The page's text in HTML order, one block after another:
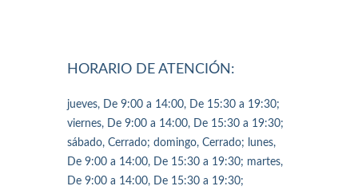
HORARIO DE ATENCIÓN:
jueves, De 9:00 a 14:00, De 15:30 a 19:30;
viernes, De 9:00 a 14:00, De 15:30 a 19:30;
sábado, Cerrado; domingo, Cerrado; lunes,
De 9:00 a 14:00, De 15:30 a 19:30; martes,
De 9:00 a 14:00, De 15:30 a 19:30;